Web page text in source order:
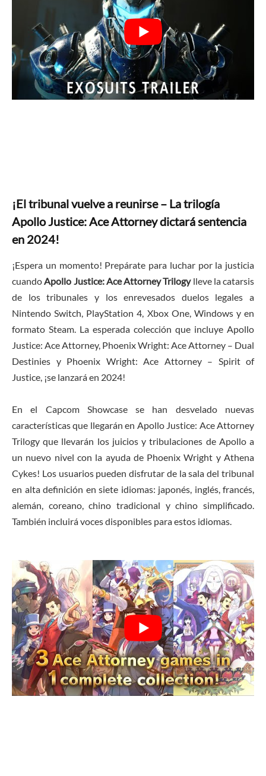
¡El tribunal vuelve a reunirse – La trilogía
Apollo Justice: Ace Attorney dictará sentencia
en 2024!
¡Espera un momento! Prepárate para luchar por la justicia
cuandoApollo Justice: Ace Attorney Trilogylleve la catarsis
de los tribunales y los enrevesados duelos legales a
Nintendo Switch, PlayStation 4, Xbox One, Windows y en
formato Steam. La esperada colección que incluye Apollo
Justice: Ace Attorney, Phoenix Wright: Ace Attorney – Dual
Destinies y Phoenix Wright: Ace Attorney – Spirit of
Justice, ¡se lanzará en 2024!
En el Capcom Showcase se han desvelado nuevas
características que llegarán en Apollo Justice: Ace Attorney
Trilogy que llevarán los juicios y tribulaciones de Apollo a
un nuevo nivel con la ayuda de Phoenix Wright y Athena
Cykes! Los usuarios pueden disfrutar de la sala del tribunal
en alta definición en siete idiomas: japonés, inglés, francés,
alemán, coreano, chino tradicional y chino simplificado.
También incluirá voces disponibles para estos idiomas.